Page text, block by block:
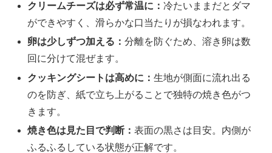
クリームチーズは必ず常温に：冷たいままだとダマ
ができやすく、滑らかな口当たりが損なわれます。
卵は少しずつ加える：分離を防ぐため、溶き卵は数
回に分けて混ぜます。
クッキングシートは高めに：生地が側面に流れ出る
のを防ぎ、紙で立ち上がることで独特の焼き色がつ
きます。
焼き色は見た目で判断：表面の黒さは目安。内側が
ふるふるしている状態が正解です。